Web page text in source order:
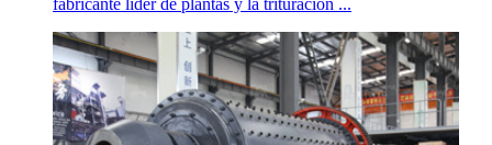
fabricante líder de plantas y la trituración ...